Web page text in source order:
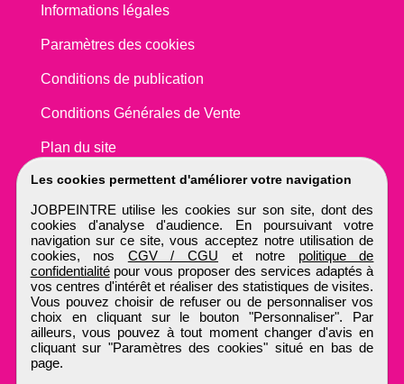
Les cookies permettent d'améliorer votre navigation
JOBPEINTRE utilise les cookies sur son site, dont des
cookies d'analyse d'audience. En poursuivant votre
navigation sur ce site, vous acceptez notre utilisation de
cookies, nos CGV / CGU et notre politique de
confidentialitépour vous proposer des services adaptés à
vos centres d'intérêt et réaliser des statistiques de visites.
Vous pouvez choisir de refuser ou de personnaliser vos
choix en cliquant sur le bouton "Personnaliser". Par
ailleurs, vous pouvez à tout moment changer d'avis en
cliquant sur "Paramètres des cookies" situé en bas de
page.
Informations légales
Paramètres des cookies
Conditions de publication
Conditions Générales de Vente
Plan du site